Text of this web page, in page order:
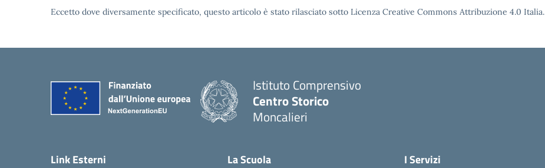
Eccetto dove diversamente specificato, questo articolo è stato rilasciato sotto Licenza Creative Commons Attribuzione 4.0 Italia.
Istituto Comprensivo
Centro Storico
Moncalieri
Link Esterni La Scuola I Servizi